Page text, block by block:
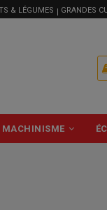
& LÉGUMES GRANDES
MACHINISME